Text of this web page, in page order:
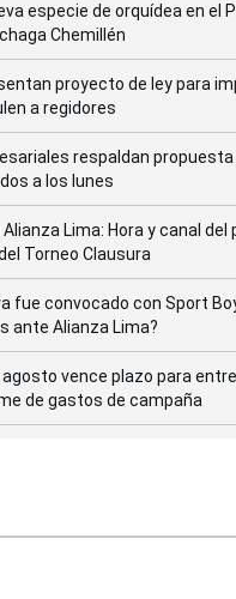
especie de orquídea en el
Chemillén
proyecto de ley para
a regidores
respaldan propuesta
a los lunes
Lima: Hora y canal del
Torneo Clausura
fue convocado con Sport
ante Alianza Lima?
agosto vence plazo para
de gastos de campaña